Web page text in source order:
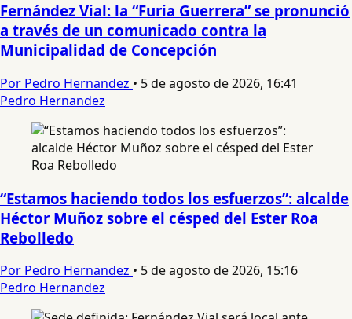
Fernández Vial: la “Furia Guerrera” se pronunció
a través de un comunicado contra la
Municipalidad de Concepción
Por Pedro Hernandez • 5 de agosto de 2026, 16:41
Pedro Hernandez
“Estamos haciendo todos los esfuerzos”: alcalde
Héctor Muñoz sobre el césped del Ester Roa
Rebolledo
Por Pedro Hernandez • 5 de agosto de 2026, 15:16
Pedro Hernandez